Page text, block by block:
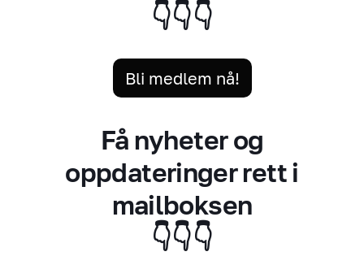
👇👇👇
Bli medlem nå!
Få nyheter og
oppdateringer rett i
mailboksen
👇👇👇